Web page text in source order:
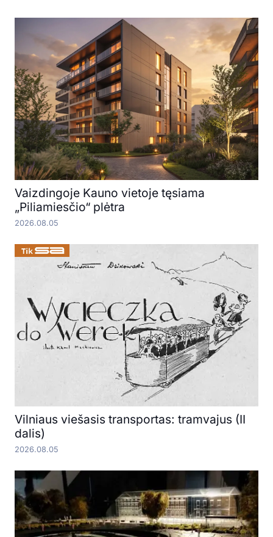
Vaizdingoje Kauno vietoje tęsiama
„Piliamiesčio“ plėtra
2026.08.05
Vilniaus viešasis transportas: tramvajus (II
dalis)
2026.08.05